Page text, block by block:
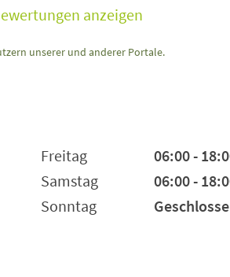
anzeigen
unserer und anderer Portale.
Freitag
06:00 -
Samstag
06:00 -
Sonntag